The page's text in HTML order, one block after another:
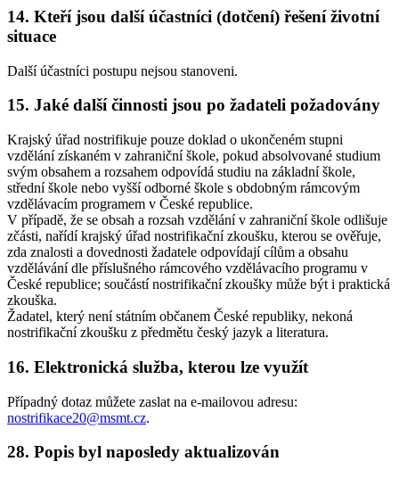
14. Kteří jsou další účastníci (dotčení) řešení životní
situace
Další účastníci postupu nejsou stanoveni.
15. Jaké další činnosti jsou po žadateli požadovány
Krajský úřad nostrifikuje pouze doklad o ukončeném stupni
vzdělání získaném v zahraniční škole, pokud absolvované studium
svým obsahem a rozsahem odpovídá studiu na základní škole,
střední škole nebo vyšší odborné škole s obdobným rámcovým
vzdělávacím programem v České republice.
V případě, že se obsah a rozsah vzdělání v zahraniční škole odlišuje
zčásti, nařídí krajský úřad nostrifikační zkoušku, kterou se ověřuje,
zda znalosti a dovednosti žadatele odpovídají cílům a obsahu
vzdělávání dle příslušného rámcového vzdělávacího programu v
České republice; součástí nostrifikační zkoušky může být i praktická
zkouška.
Žadatel, který není státním občanem České republiky, nekoná
nostrifikační zkoušku z předmětu český jazyk a literatura.
16. Elektronická služba, kterou lze využít
Případný dotaz můžete zaslat na e-mailovou adresu:
nostrifikace20@msmt.cz.
28. Popis byl naposledy aktualizován